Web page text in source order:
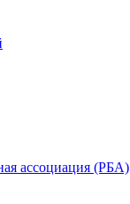
ассоциация (РБА)